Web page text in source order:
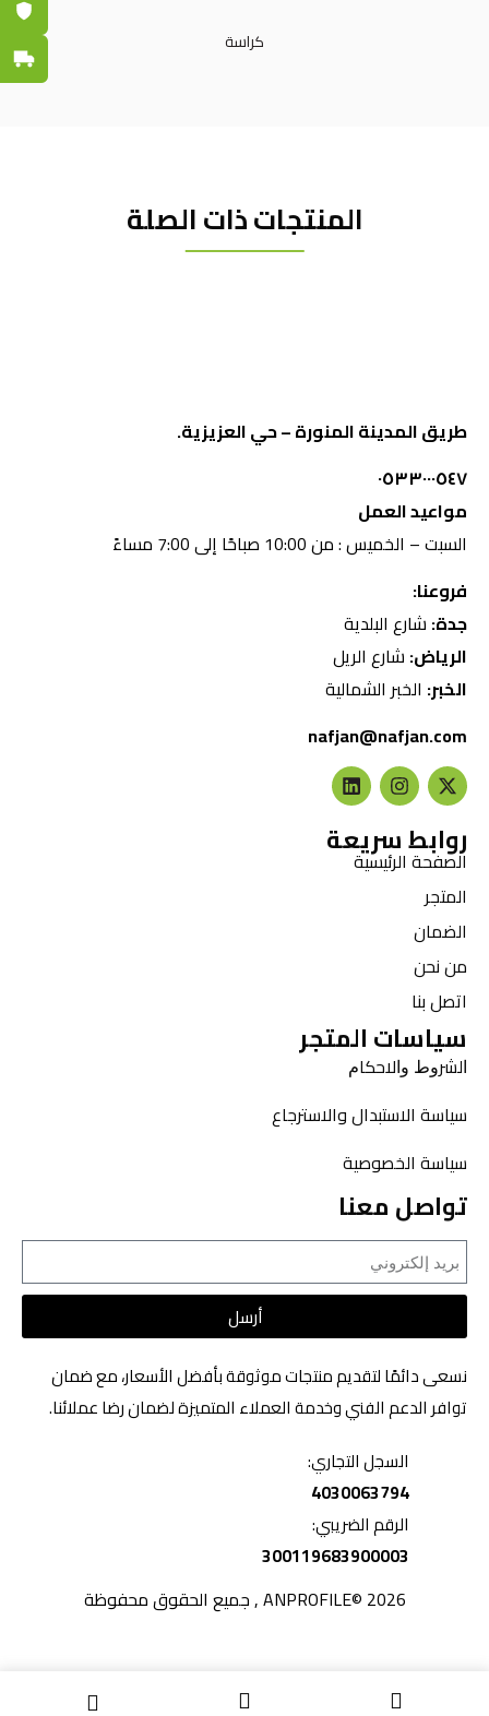
كراسة
المنتجات ذات الصلة
طريق المدينة المنورة – حي العزيزية.
٠٥٣٣٠٠٠٥٤٧
مواعيد العمل
السبت – الخميس : من 10:00 صباحًا إلى 7:00 مساءً
فروعنا:
جدة: شارع البلدية
الرياض: شارع الريل
الخبر: الخبر الشمالية
nafjan@nafjan.com
روابط سريعة
الصفحة الرئيسية
المتجر
الضمان
من نحن
اتصل بنا
سياسات المتجر
ﺍﻟﺸﺮﻭﻁ ﻭﺍﻻﺣﻜﺎﻡ
سياسة الاستبدال والاسترجاع
سياسة الخصوصية
تواصل معنا
أرسل
نسعى دائمًا لتقديم منتجات موثوقة بأفضل الأسعار، مع ضمان
توافر الدعم الفني وخدمة العملاء المتميزة لضمان رضا عملائنا.
السجل التجاري:
4030063794
الرقم الضريبي:
300119683900003
2026 ©ANPROFILE , جميع الحقوق محفوظة
ضمان